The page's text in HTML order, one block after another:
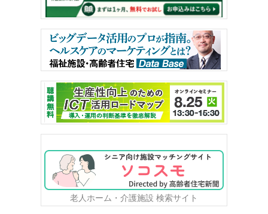
老人ホーム・介護施設 検索サイト